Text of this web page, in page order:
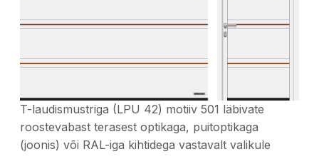
T-laudismustriga (LPU 42) motiiv 501 läbivate
roostevabast terasest optikaga, puitoptikaga
(joonis) või RAL-iga kihtidega vastavalt valikule